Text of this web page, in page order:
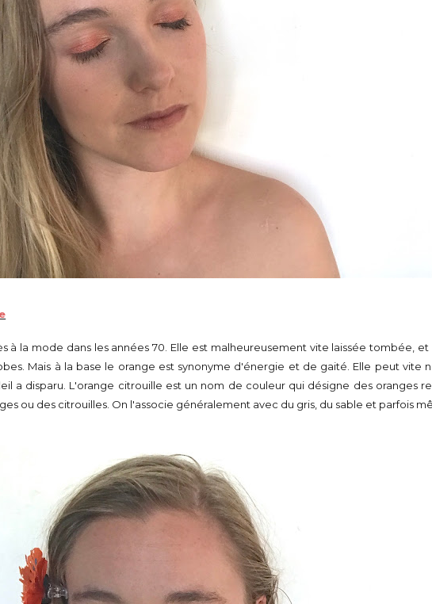
à la mode dans les années 70. Elle est malheureusement vite laissée tombée,
Mais à la base le orange est synonyme d'énergie et de gaité. Elle peut vite
a disparu. L'orange citrouille est un nom de couleur qui désigne des oranges
ou des citrouilles. On l'associe généralement avec du gris, du sable et parfois